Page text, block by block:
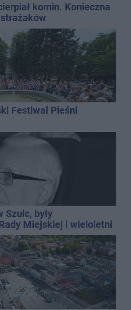
komin. Konieczna
Festiwal Pieśni
Szulc, były
Miejskiej i wieloletni